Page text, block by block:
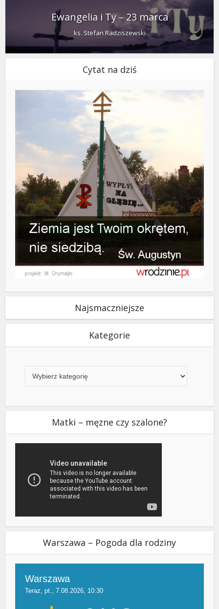
Ewangelia i Ty – 23 marca
ks. Stefan Radziszewski
Cytat na dziś
Najsmaczniejsze
Kategorie
Matki – męzne czy szalone?
Warszawa – Pogoda dla rodziny